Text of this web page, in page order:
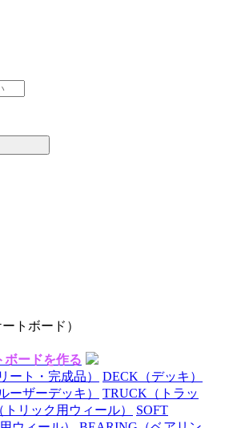
ートボード）
ボードを作る
ート・完成品） DECK （デッキ）
ーザーデッキ） TRUCK （トラッ
トリック用ウィール）
SOFT